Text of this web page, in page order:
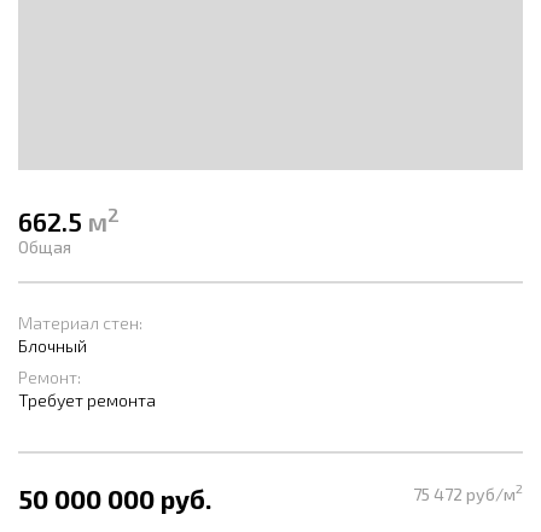
662.5 м2
Общая
Материал стен:
Блочный
Ремонт:
Требует ремонта
50 000 000 руб. 75 472 руб/м2